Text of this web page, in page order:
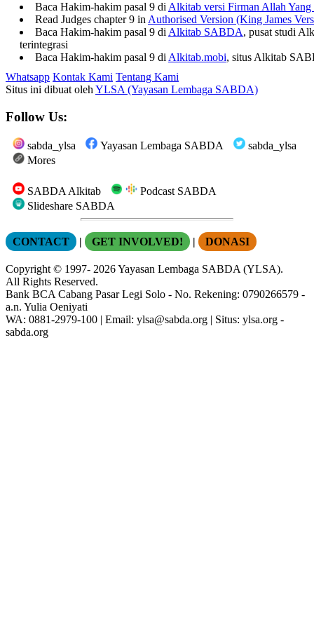
Baca Hakim-hakim pasal 9 di Alkitab versi Firman Allah
Read Judges chapter 9 in Authorised Version (King James
Baca Hakim-hakim pasal 9 di Alkitab SABDA, pusat studi
terintegrasi
Baca Hakim-hakim pasal 9 di Alkitab.mobi, situs Alkitab
Whatsapp Kontak Kami Tentang Kami
Situs ini dibuat oleh YLSA (Yayasan Lembaga SABDA)
Follow Us:
sabda_ylsa Yayasan Lembaga SABDA
sabda_ylsa
Mores
SABDA Alkitab
Podcast SABDA
Slideshare SABDA
CONTACT | GET INVOLVED! | DONASI
Copyright© 1997- 2026Yayasan Lembaga SABDA (YLSA).
All Rights Reserved.
Bank BCA Cabang Pasar Legi Solo - No. Rekening: 0790266579 -
a.n. Yulia Oeniyati
WA: 0881-2979-100 | Email: ylsa@sabda.org | Situs: ylsa.org -
sabda.org